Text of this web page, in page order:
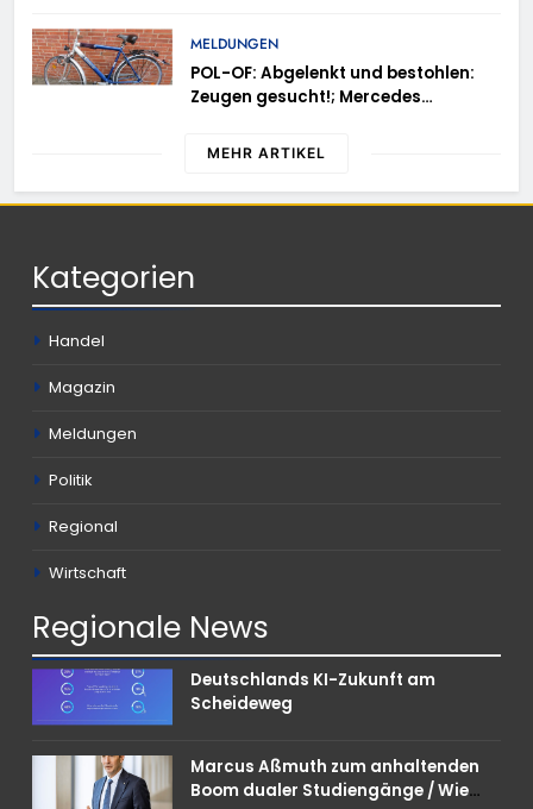
MELDUNGEN
POL-OF: Abgelenkt und bestohlen:
Zeugen gesucht!; Mercedes
Wer hat den Fahrraddieb gesehen?
MEHR ARTIKEL
Kategorien
Handel
Magazin
Meldungen
Politik
Regional
Wirtschaft
Regionale News
Deutschlands KI-Zukunft am
Scheideweg
Marcus Aßmuth zum anhaltenden
Boom dualer Studiengänge / Wie